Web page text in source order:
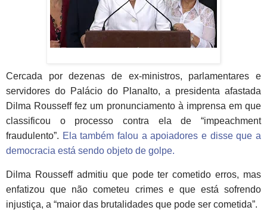
Cercada por dezenas de ex-ministros, parlamentares e
servidores do Palácio do Planalto, a presidenta afastada
Dilma Rousseff fez um pronunciamento à imprensa em que
classificou o processo contra ela de “impeachment
fraudulento”. Ela também falou a apoiadores e disse que a
democracia está sendo objeto de golpe.
Dilma Rousseff admitiu que pode ter cometido erros, mas
enfatizou que não cometeu crimes e que está sofrendo
injustiça, a “maior das brutalidades que pode ser cometida”.